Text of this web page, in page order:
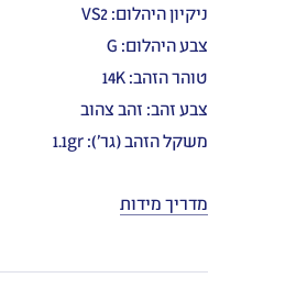
ניקיון היהלום: VS2
צבע היהלום: G
טוהר הזהב: 14K
צבע זהב: זהב צהוב
משקל הזהב (גר'): 1.1gr
מדריך מידות